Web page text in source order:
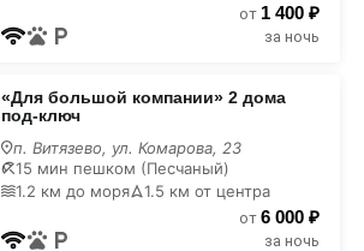
от 1 400 ₽
за ночь
«Для большой компании» 2 дома
под-ключ
п. Витязево, ул. Комарова, 23
15 мин пешком (Песчаный)
1.2 км до моря
1.5 км от центра
от 6 000 ₽
за ночь